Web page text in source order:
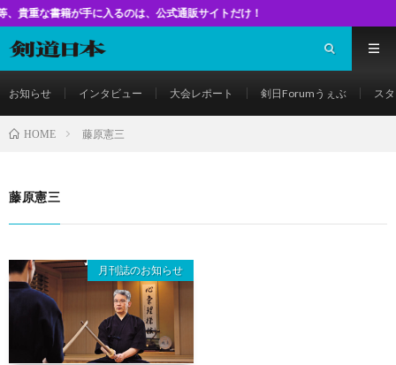
が手に入るのは、公式通販サイトだけ！
お知らせ インタビュー 大会レポート 剣日Forumうぇぶ ス
HOME 藤原憲三
藤原憲三
月刊誌のお知らせ